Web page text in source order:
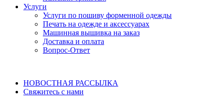
Услуги
Услуги по пошиву форменной одежды
Печать на одежде и аксессуарах
Машинная вышивка на заказ
Доставка и оплата
Вопрос-Ответ
НОВОСТНАЯ РАССЫЛКА
Свяжитесь с нами